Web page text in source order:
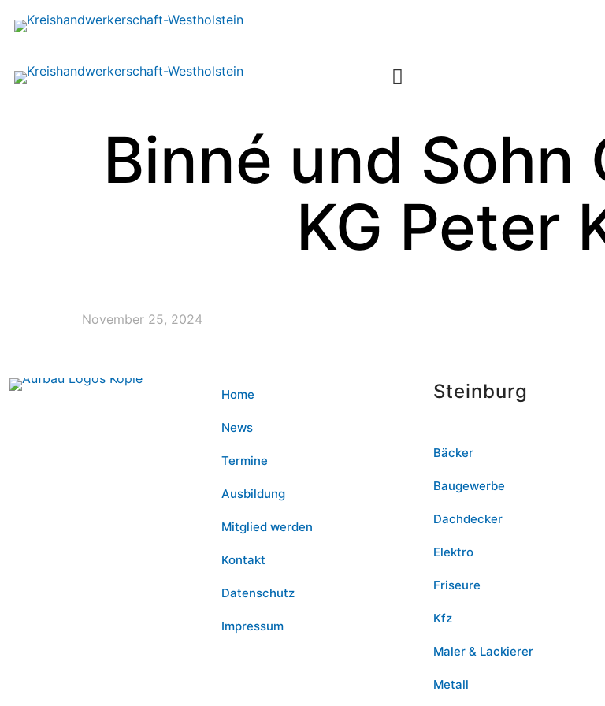
Binné und Sohn
KG Peter
November 25, 2024
Home
News
Termine
Ausbildung
Mitglied werden
Kontakt
Datenschutz
Impressum
Steinburg
Bäcker
Baugewerbe
Dachdecker
Elektro
Friseure
Kfz
Maler & Lackierer
Metall